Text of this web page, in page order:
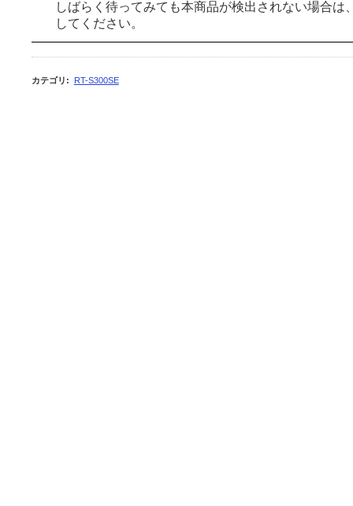
しばらく待ってみても本商品が検出されない場合は
してください。
カテゴリ : RT-S300SE